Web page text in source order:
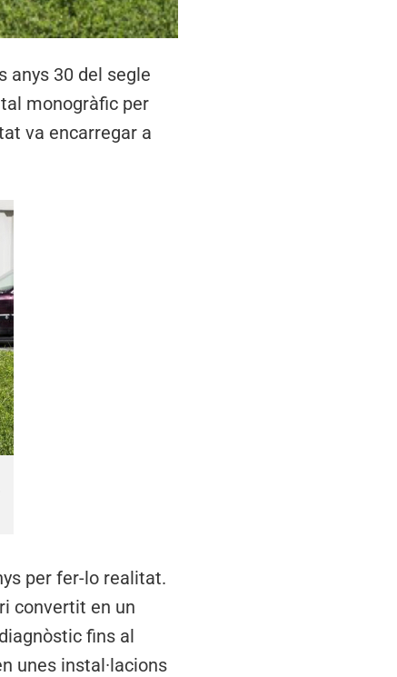
anys 30 del segle
monogràfic per
va encarregar a
per fer-lo realitat.
convertit en un
fins al
unes instal·lacions